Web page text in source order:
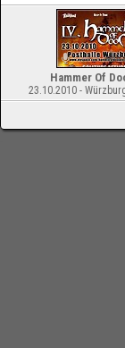
Hammer Of
23.10.2010 -